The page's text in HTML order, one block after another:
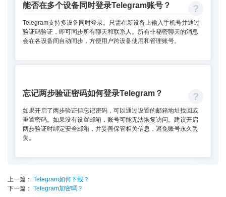
能否在多个设备同时登录Telegram账号？
Telegram支持多设备同时登录。只需在新设备上输入手机号并通过
验证码验证，即可同步所有聊天和联系人。所有非秘密聊天的消息
会在各设备间自动同步，方便用户跨设备使用和管理账号。
忘记两步验证密码如何登录Telegram？
如果开启了两步验证但忘记密码，可以通过设置的邮箱地址找回或
重置密码。如果没有设置邮箱，账号可能无法恢复访问。建议开启
两步验证时绑定安全邮箱，并妥善保管相关信息，避免账号永久丢
失。
上一篇： Telegram如何下載？
下一篇： Telegram加密嗎？